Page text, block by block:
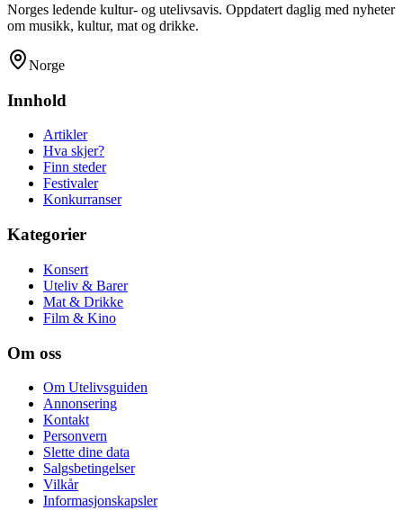
Norges ledende kultur- og utelivsavis. Oppdatert daglig med nyheter
om musikk, kultur, mat og drikke.
Norge
Innhold
Artikler
Hva skjer?
Finn steder
Festivaler
Konkurranser
Kategorier
Konsert
Uteliv & Barer
Mat & Drikke
Film & Kino
Om oss
Om Utelivsguiden
Annonsering
Kontakt
Personvern
Slette dine data
Salgsbetingelser
Vilkår
Informasjonskapsler